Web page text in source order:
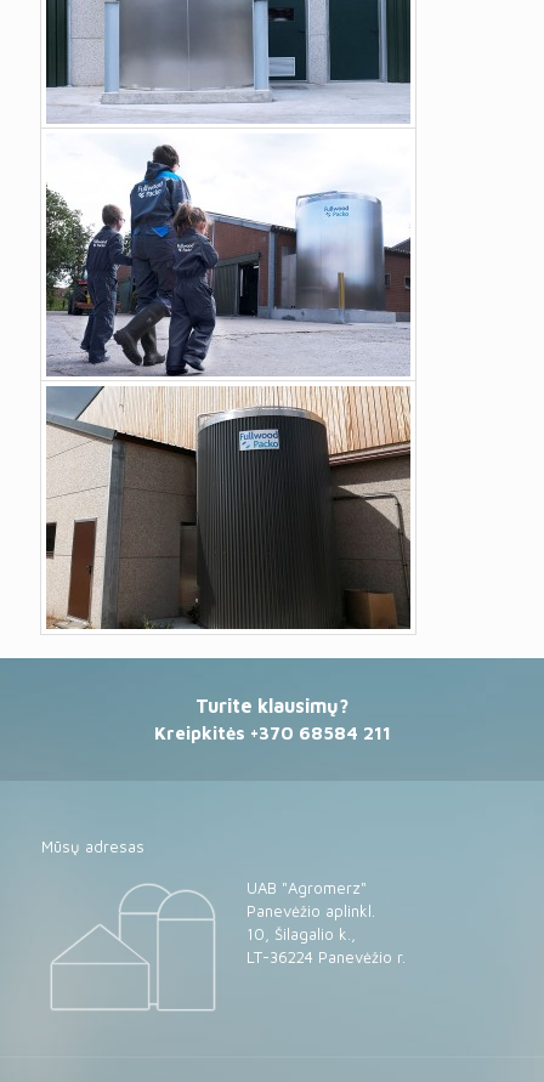
Turite klausimų?
Kreipkitės +370 68584 211
Mūsų adresas
UAB "Agromerz"
Panevėžio aplinkl.
10, Šilagalio k.,
LT-36224 Panevėžio r.